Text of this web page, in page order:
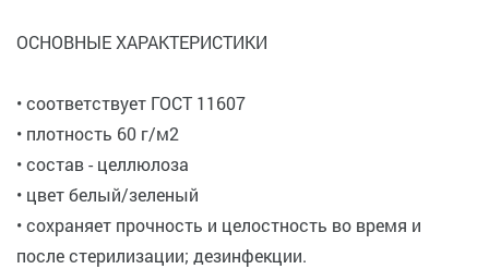
ОСНОВНЫЕ ХАРАКТЕРИСТИКИ
• соответствует ГОСТ 11607
• плотность 60 г/м2
• состав - целлюлоза
• цвет белый/зеленый
• сохраняет прочность и целостность во время и
после стерилизации; дезинфекции.